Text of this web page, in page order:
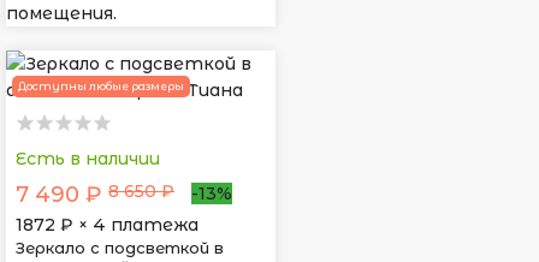
помещения.
Доступны любые размеры
Есть в наличии
7 490 ₽ 8 650 ₽
-13%
1872 ₽ × 4 платежа
Зеркало с подсветкой в